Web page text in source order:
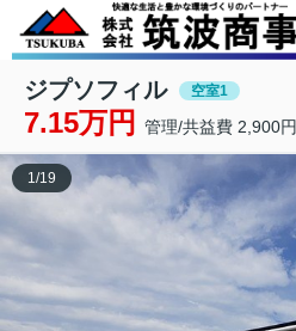
ジプソフィル 空室1
7.15万円 管理/共益費 2,900円
1/19